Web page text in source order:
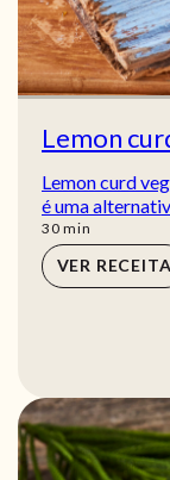
Lemon
Lemon curd
é uma
30min
min
VER RECEITA